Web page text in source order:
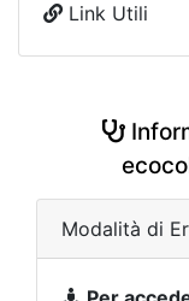
Link Utili
Modalità di